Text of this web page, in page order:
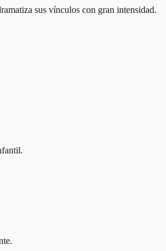
sus vínculos con gran intensidad.